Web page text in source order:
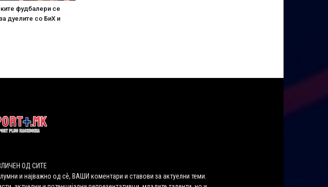
фудбалери се
дуелите со БиХ и
ОД СИТЕ
и најважно од сѐ, ВАШИ коментари и ставови за актуелни теми.